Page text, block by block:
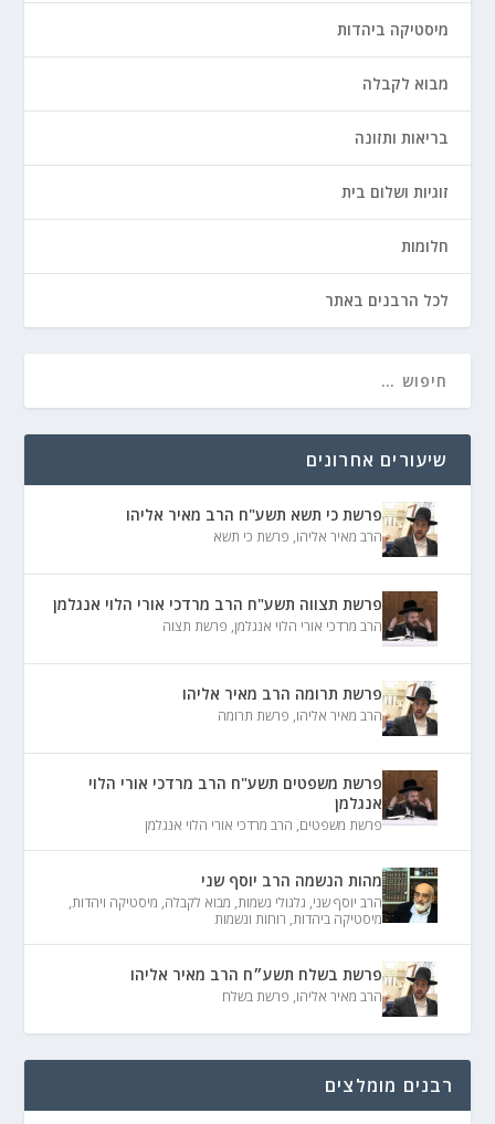
מיסטיקה ביהדות
מבוא לקבלה
בריאות ותזונה
זוגיות ושלום בית
חלומות
לכל הרבנים באתר
שיעורים אחרונים
פרשת כי תשא תשע"ח הרב מאיר אליהו
הרב מאיר אליהו, פרשת כי תשא
פרשת תצווה תשע"ח הרב מרדכי אורי הלוי אנגלמן
הרב מרדכי אורי הלוי אנגלמן, פרשת תצוה
פרשת תרומה הרב מאיר אליהו
הרב מאיר אליהו, פרשת תרומה
פרשת משפטים תשע"ח הרב מרדכי אורי הלוי
אנגלמן
פרשת משפטים, הרב מרדכי אורי הלוי אנגלמן
מהות הנשמה הרב יוסף שני
הרב יוסף שני, גלגולי נשמות, מבוא לקבלה, מיסטיקה ויהדות,
מיסטיקה ביהדות, רוחות ונשמות
פרשת בשלח תשע״ח הרב מאיר אליהו
הרב מאיר אליהו, פרשת בשלח
רבנים מומלצים